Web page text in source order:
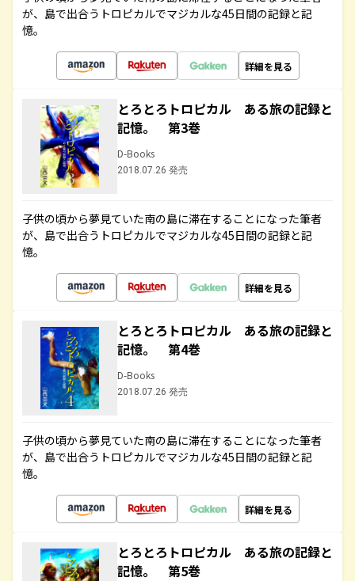
が、島で出合うトロピカルでマジカルな45日間の記録と記
憶。
詳細を見る
とろとろトロピカル ある旅の記録と
記憶。 第3巻
D-Books
2018.07.26 発売
子供の頃から夢見ていた南の島に滞在することになった筆者
が、島で出合うトロピカルでマジカルな45日間の記録と記
憶。
詳細を見る
とろとろトロピカル ある旅の記録と
記憶。 第4巻
D-Books
2018.07.26 発売
子供の頃から夢見ていた南の島に滞在することになった筆者
が、島で出合うトロピカルでマジカルな45日間の記録と記
憶。
詳細を見る
とろとろトロピカル ある旅の記録と
記憶。 第5巻